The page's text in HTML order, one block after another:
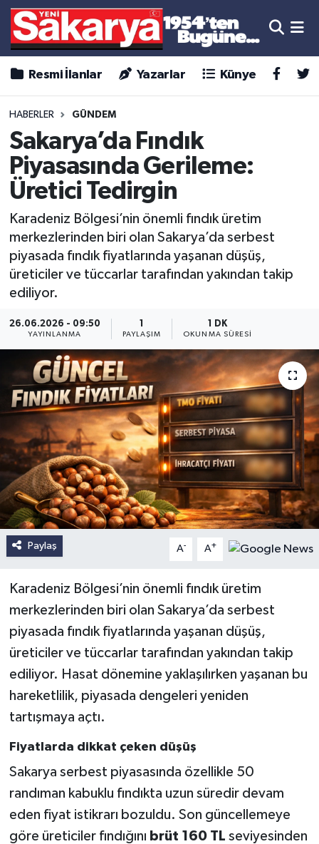
Resmi İlanlar Yazarlar Künye
HABERLER GÜNDEM
Sakarya’da Fındık
Piyasasında Gerileme:
Üretici Tedirgin
Karadeniz Bölgesi’nin önemli fındık üretim
merkezlerinden biri olan Sakarya’da serbest
piyasada fındık fiyatlarında yaşanan düşüş,
üreticiler ve tüccarlar tarafından yakından takip
ediliyor.
26.06.2026 - 09:50
YAYINLANMA PAYLAŞIM
1 DK
OKUNMA SÜRESI
Paylaş A- A+
Karadeniz Bölgesi’nin önemli fındık üretim
merkezlerinden biri olan Sakarya’da serbest
piyasada fındık fiyatlarında yaşanan düşüş,
üreticiler ve tüccarlar tarafından yakından takip
ediliyor. Hasat dönemine yaklaşılırken yaşanan bu
hareketlilik, piyasada dengeleri yeniden
tartışmaya açtı.
Fiyatlarda dikkat çeken düşüş
Sakarya serbest piyasasında özellikle 50
randıman kabuklu fındıkta uzun süredir devam
eden fiyat istikrarı bozuldu. Son güncellemeye
göre üreticiler fındığını brüt 160 TL seviyesinden